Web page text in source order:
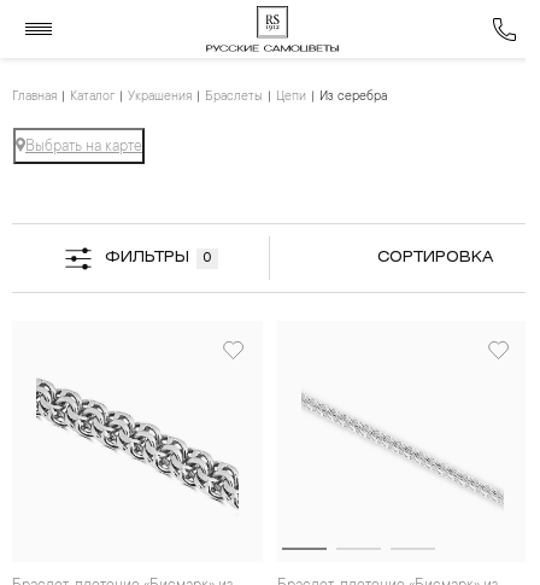
Главная Каталог Украшения Браслеты Цепи Из серебра
Выбрать на карте
ФИЛЬТРЫ 0 СОРТИРОВКА